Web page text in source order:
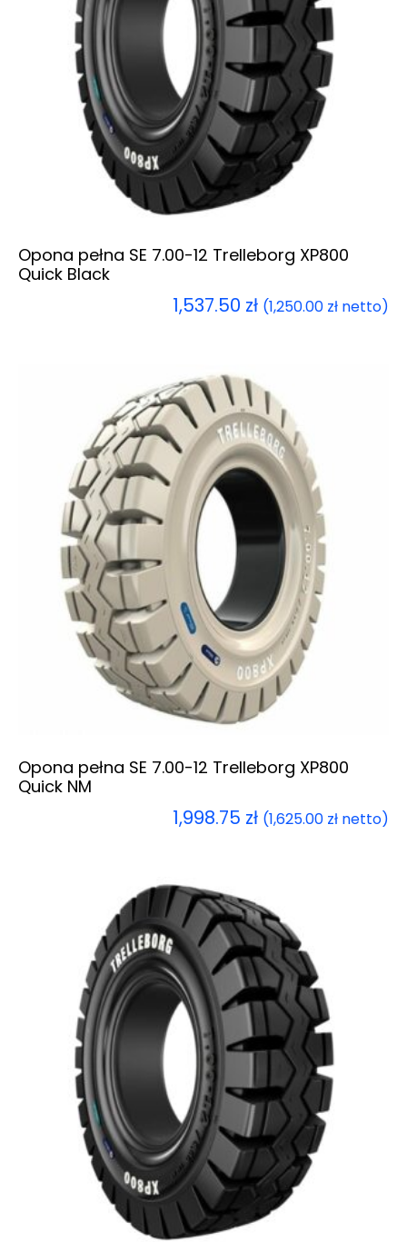
Opona pełna SE 7.00-12 Trelleborg XP800
Quick Black
1,537.50 zł (1,250.00 zł netto)
Opona pełna SE 7.00-12 Trelleborg XP800
Quick NM
1,998.75 zł (1,625.00 zł netto)